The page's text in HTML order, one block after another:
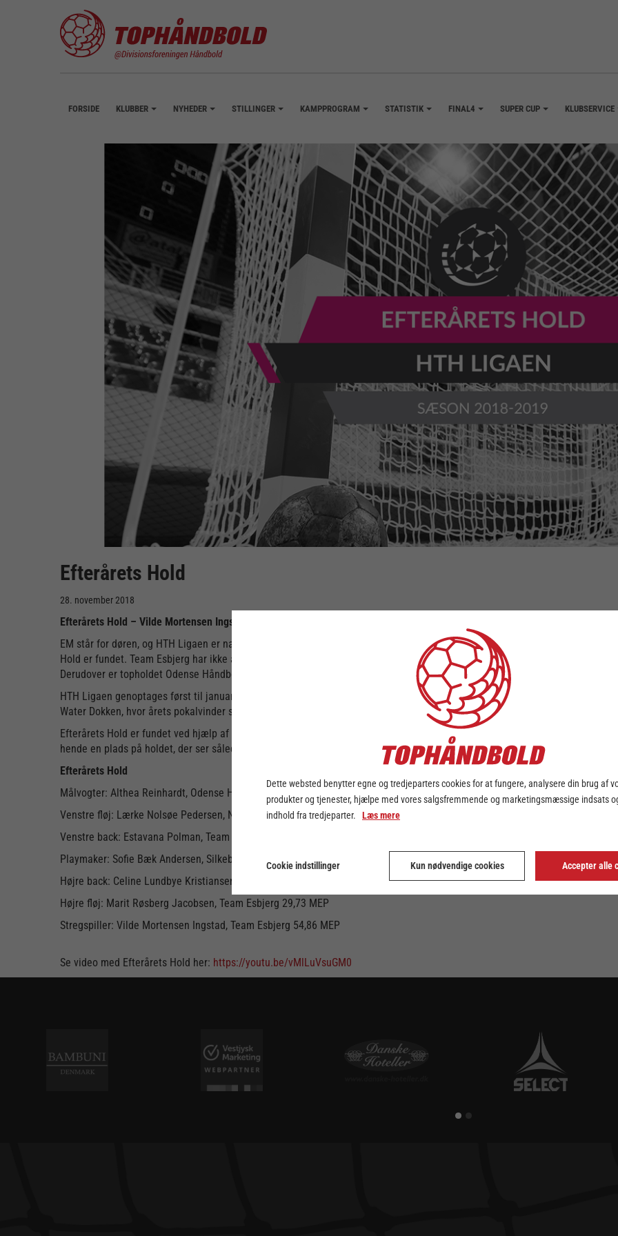
FORSIDE KLUBBER NYHEDER STILLINGER KAMPPROGRAM STATISTIK FINAL4 SUPER CUP KLUBSERVICE
Efterårets Hold
28. november 2018
Efterårets Hold – Vilde Mortensen Ingstad er HTH Ligaens mest effektive
EM står for døren, og HTH Ligaen er naturligvis sat på standby efter 14 spillerunder i efteråret. Alle aktioner i kampene er
Hold er fundet. Team Esbjerg har ikke alene efterårets mest effektive spiller i skikkelse af Vilde Mortensen Ingstad, men
Derudover er topholdet Odense Håndbold, Nykøbing Falster Håndbold, Silkeborg-Voel KFUM og Aarhus United repræsenteret.
HTH Ligaen genoptages først til januar, men allerede d. 29. + 30. december vil det være muligt at opleve 5 af spillerne på
Water Dokken, hvor årets pokalvinder skal findes mellem Team Esbjerg, Nykøbing Falster Håndbold, Odense Håndbold og
Efterårets Hold er fundet ved hjælp af begrebet ”Most Effective Player” (MEP). I top på MEP listen har den stærke streg fra
hende en plads på holdet, der ser således ud:
Efterårets Hold
Målvogter: Althea Reinhardt, Odense Håndbold 31,42 MEP
Venstre fløj: Lærke Nolsøe Pedersen, Nykøbing Falster Håndbold 43,25 MEP
Venstre back: Estavana Polman, Team Esbjerg 47,82 MEP
Playmaker: Sofie Bæk Andersen, Silkeborg-Voel KFUM 44,36 MEP
Højre back: Celine Lundbye Kristiansen, Aarhus United 29,03 MEP
Højre fløj: Marit Røsberg Jacobsen, Team Esbjerg 29,73 MEP
Stregspiller: Vilde Mortensen Ingstad, Team Esbjerg 54,86 MEP
Se video med Efterårets Hold her: https://youtu.be/vMlLuVsuGM0
Dette websted benytter egne og tredjeparters cookies for at fungere, analysere din brug af
produkter og tjenester, hjælpe med vores salgsfremmende og marketingsmæssige indsats
indhold fra tredjeparter. Læs mere
Cookie indstillinger Kun nødvendige cookies Accepter alle